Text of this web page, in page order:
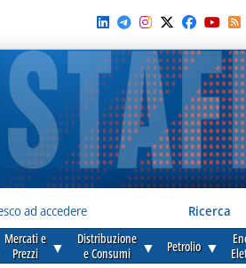
ad accedere Ricerca
Mercati e
Prezzi
▼
Distribuzione
e Consumi
▼ Petrolio ▼